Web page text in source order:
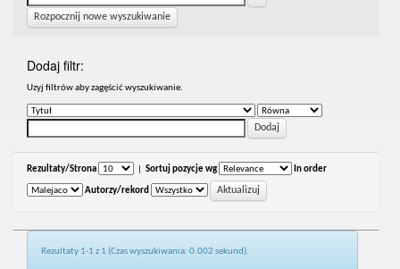
Rozpocznij nowe wyszukiwanie
Dodaj filtr:
Uzyj filtrów aby zagęścić wyszukiwanie.
Rezultaty/Strona Sortuj pozycje wg In order
Autorzy/rekord
Rezultaty 1-1 z 1 (Czas wyszukiwania: 0.002 sekund).